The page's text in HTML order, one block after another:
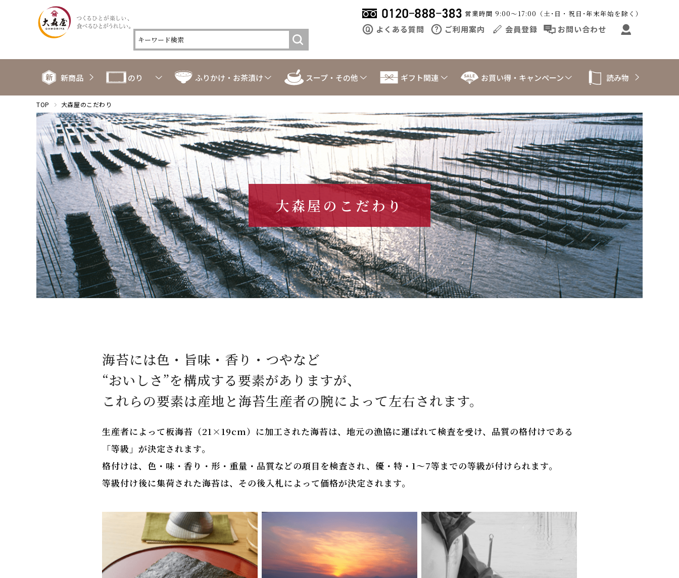
営業時間 9:00～17:00（土･日・祝日･年末年始を除く）
よくある質問 ご利用案内 会員登録 お問い合わせ
新商品 のり ふりかけ・お茶漬け スープ・その他 ギフト関連 お買い得・キャンペーン 読み物
TOP 大森屋のこだわり
大森屋のこだわり
海苔には色・旨味・香り・つやなど
“おいしさ”を構成する要素がありますが、
これらの要素は産地と海苔生産者の腕によって左右されます。
生産者によって板海苔（21×19cm）に加工された海苔は、地元の漁協に運ばれて検査を受け、品質の格付けである
「等級」が決定されます。
格付けは、色・味・香り・形・重量・品質などの項目を検査され、優・特・1～7等までの等級が付けられます。
等級付け後に集荷された海苔は、その後入札によって価格が決定されます。